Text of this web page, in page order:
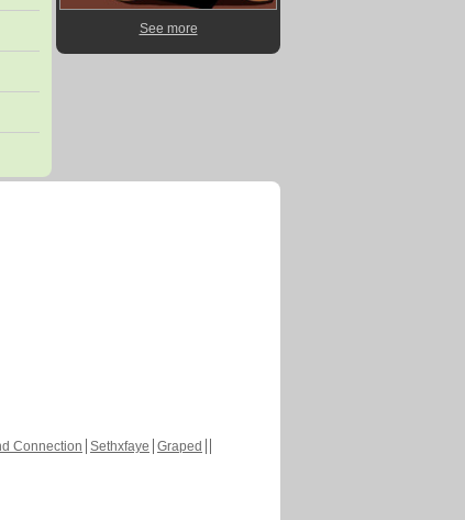
See more
Connection Sethxfaye Graped